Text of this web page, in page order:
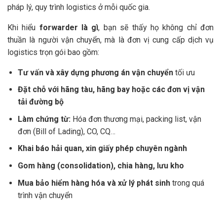
pháp lý, quy trình logistics ở mỗi quốc gia.
Khi hiểu forwarder là gì, bạn sẽ thấy họ không chỉ đơn
thuần là người vận chuyển, mà là đơn vị cung cấp dịch vụ
logistics trọn gói bao gồm:
Tư vấn và xây dựng phương án vận chuyểntối ưu
Đặt chỗ với hãng tàu, hãng bay hoặc các đơn vị vận
tải đường bộ
Làm chứng từ:Hóa đơn thương mại, packing list, vận
đơn (Bill of Lading), CO, CQ…
Khai báo hải quan, xin giấy phép chuyên ngành
Gom hàng (consolidation), chia hàng, lưu kho
Mua bảo hiểm hàng hóa và xử lý phát sinhtrong quá
trình vận chuyển